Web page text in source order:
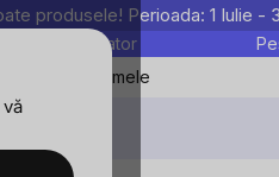
produsele! Perioada: 1 Iulie -
în laborator
Favoritele mele